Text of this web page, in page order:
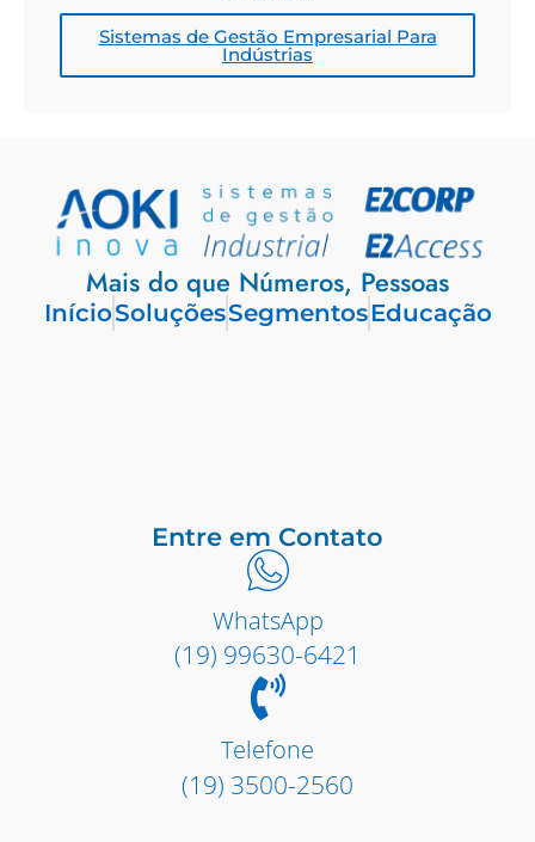
Sistemas de Gestão Empresarial Para
Indústrias
Mais do que Números, Pessoas
InícioSoluçõesSegmentosEducação
Entre em Contato
WhatsApp
(19) 99630-6421
Telefone
(19) 3500-2560